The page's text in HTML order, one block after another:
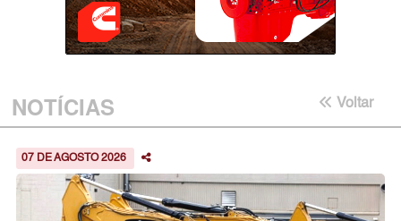
NOTÍCIAS Voltar
07 DE AGOSTO 2026